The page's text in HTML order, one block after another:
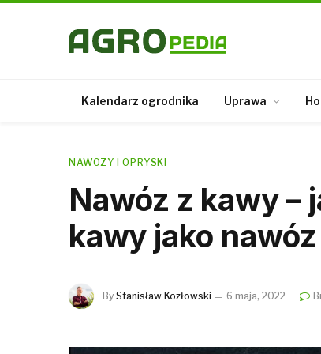
Kalendarz ogrodnika Uprawa
NAWOZY I OPRYSKI
Nawóz z kawy –
kawy jako
By Stanisław Kozłowski 6 maja, 2022